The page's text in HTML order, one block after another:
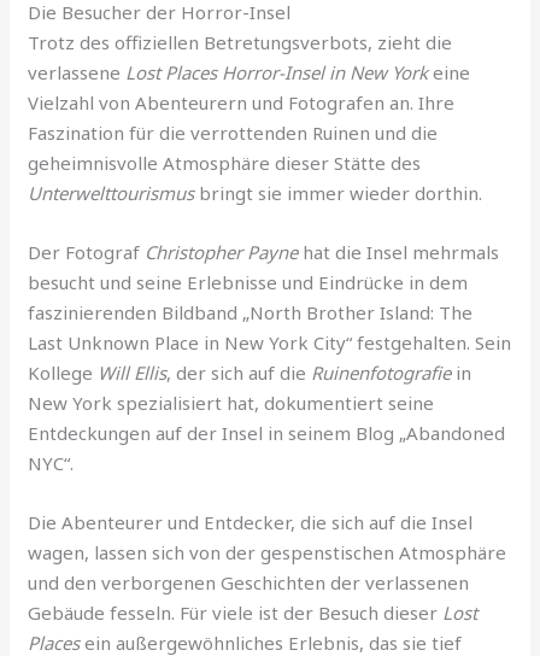
Die Besucher der Horror-Insel
Trotz des offiziellen Betretungsverbots, zieht die
verlassene Lost Places Horror-Insel in New Yorkeine
Vielzahl von Abenteurern und Fotografen an. Ihre
Faszination für die verrottenden Ruinen und die
geheimnisvolle Atmosphäre dieser Stätte des
Unterwelttourismusbringt sie immer wieder dorthin.
Der Fotograf Christopher Paynehat die Insel mehrmals
besucht und seine Erlebnisse und Eindrücke in dem
faszinierenden Bildband „North Brother Island: The
Last Unknown Place in New York City“ festgehalten. Sein
Kollege Will Ellis, der sich auf die Ruinenfotografiein
New York spezialisiert hat, dokumentiert seine
Entdeckungen auf der Insel in seinem Blog „Abandoned
NYC“.
Die Abenteurer und Entdecker, die sich auf die Insel
wagen, lassen sich von der gespenstischen Atmosphäre
und den verborgenen Geschichten der verlassenen
Gebäude fesseln. Für viele ist der Besuch dieser Lost
Placesein außergewöhnliches Erlebnis, das sie tief